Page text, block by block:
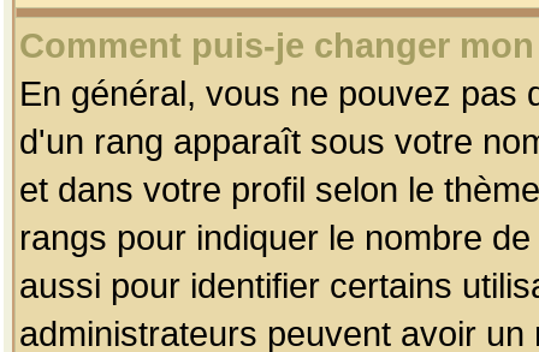
Comment puis-je changer
En général, vous ne pouvez pas
d'un rang apparaît sous votre
et dans votre profil selon le
rangs pour indiquer le nombre
aussi pour identifier certains
administrateurs peuvent avoir